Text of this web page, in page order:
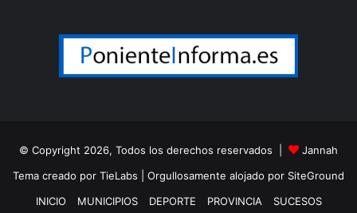
© Copyright 2026, Todos los derechos reservados |
Jannah
Tema creado por TieLabs | Orgullosamente alojado por SiteGround
INICIO
MUNICIPIOS DEPORTE PROVINCIA SUCESOS